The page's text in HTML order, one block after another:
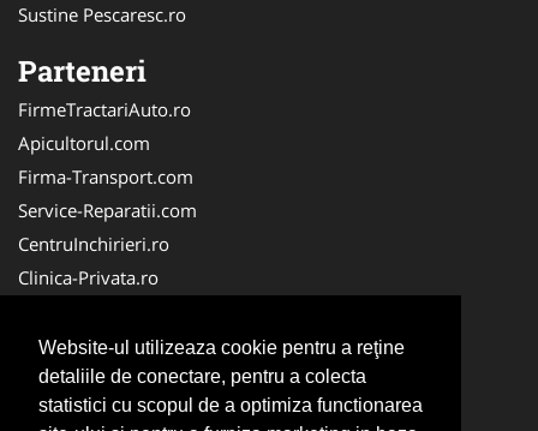
Website-ul utilizeaza cookie pentru a reţine
detaliile de conectare, pentru a colecta
statistici cu scopul de a optimiza functionarea
Sustine Pescaresc.ro
Parteneri
FirmeTractariAuto.ro
Apicultorul.com
Firma-Transport.com
Service-Reparatii.com
CentruInchirieri.ro
Clinica-Privata.ro
Servicii-DDD.com
Birouri-Cadastru.ro
Centru-Copiere.ro